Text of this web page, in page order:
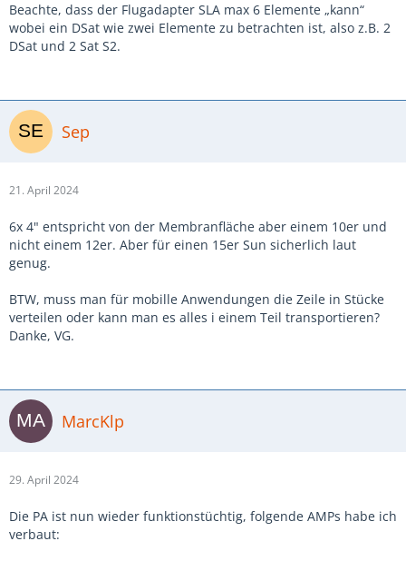
Beachte, dass der Flugadapter SLA max 6 Elemente „kann“
wobei ein DSat wie zwei Elemente zu betrachten ist, also z.B. 2
DSat und 2 Sat S2.
Sep
21. April 2024
6x 4" entspricht von der Membranfläche aber einem 10er und
nicht einem 12er. Aber für einen 15er Sun sicherlich laut
genug.
BTW, muss man für mobille Anwendungen die Zeile in Stücke
verteilen oder kann man es alles i einem Teil transportieren?
Danke, VG.
MarcKlp
29. April 2024
Die PA ist nun wieder funktionstüchtig, folgende AMPs habe ich
verbaut: